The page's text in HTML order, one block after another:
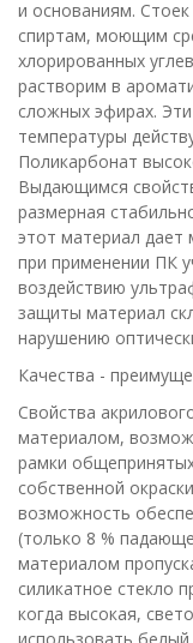
и основаниям.
спиртам, моющим
хлорированных
растворим в
сложных эфирах.
температуры
Поликарбонат
Выдающимся
размерная
этот материал дает
при применении ПК
воздействию
защиты материал
нарушению
Качества -
Свойства
материалом,
рамки
собственной
возможность
(только 8 %
материалом
силикатное стекло
когда высокая,